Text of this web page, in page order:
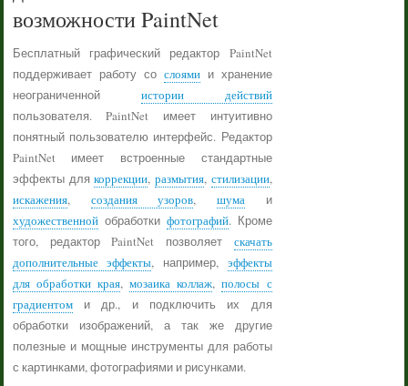
возможности PaintNet
Бесплатный графический редактор PaintNet
поддерживает работу со слоямии хранение
неограниченной истории действий
пользователя. PaintNet имеет интуитивно
понятный пользователю интерфейс. Редактор
PaintNet имеет встроенные стандартные
эффекты длякоррекции, размытия, стилизации,
искажения, создания узоров, шумаи
художественнойобработки фотографий. Кроме
того, редактор PaintNet позволяет скачать
дополнительные эффекты, например, эффекты
для обработки края,мозаика коллаж,полосы с
градиентоми др., и подключить их для
обработки изображений, а так же другие
полезные и мощные инструменты для работы
с картинками, фотографиями и рисунками.